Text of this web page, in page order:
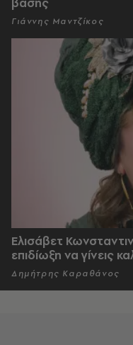
Γιάννης Μαντζίκος
Ελισάβετ
επιδίωξη να γίνεις
Δημήτρης Καραθάνος